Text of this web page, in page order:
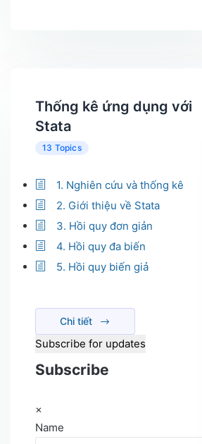
Thống kê ứng dụng với
Stata
13 Topics
1. Nghiên cứu và thống kê
2. Giới thiệu về Stata
3. Hồi quy đơn giản
4. Hồi quy đa biến
5. Hồi quy biến giả
Chi tiết
Subscribe for updates
Subscribe
×
Name